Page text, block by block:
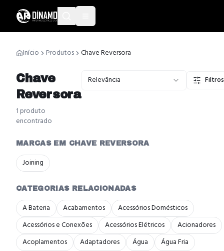
Início Produtos Chave Reversora
Chave
Reversora
1produto
encontrado
Relevância Filtros
MARCAS EM CHAVE REVERSORA
Joining
CATEGORIAS RELACIONADAS
A Bateria Acabamentos
Acessórios Domésticos
Acessórios e Conexões
Acessórios Elétricos
Acionadores
Acoplamentos
Adaptadores Água
Água Fria